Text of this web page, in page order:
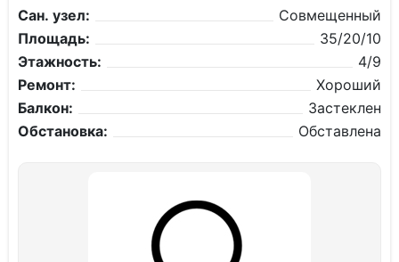
Сан. узел:
Совмещенный
Площадь:
35/20/10
Этажность:
4/9
Ремонт:
Хороший
Балкон:
Застеклен
Обстановка:
Обставлена